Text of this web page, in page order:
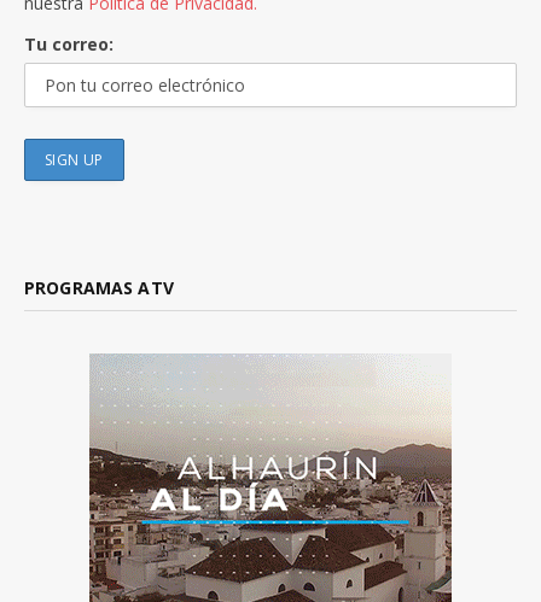
Tu correo:
PROGRAMAS ATV